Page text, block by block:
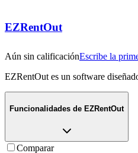
EZRentOut
Aún sin calificaciónEscribe la
EZRentOut es un software
Funcionalidades de EZRentOut
Comparar